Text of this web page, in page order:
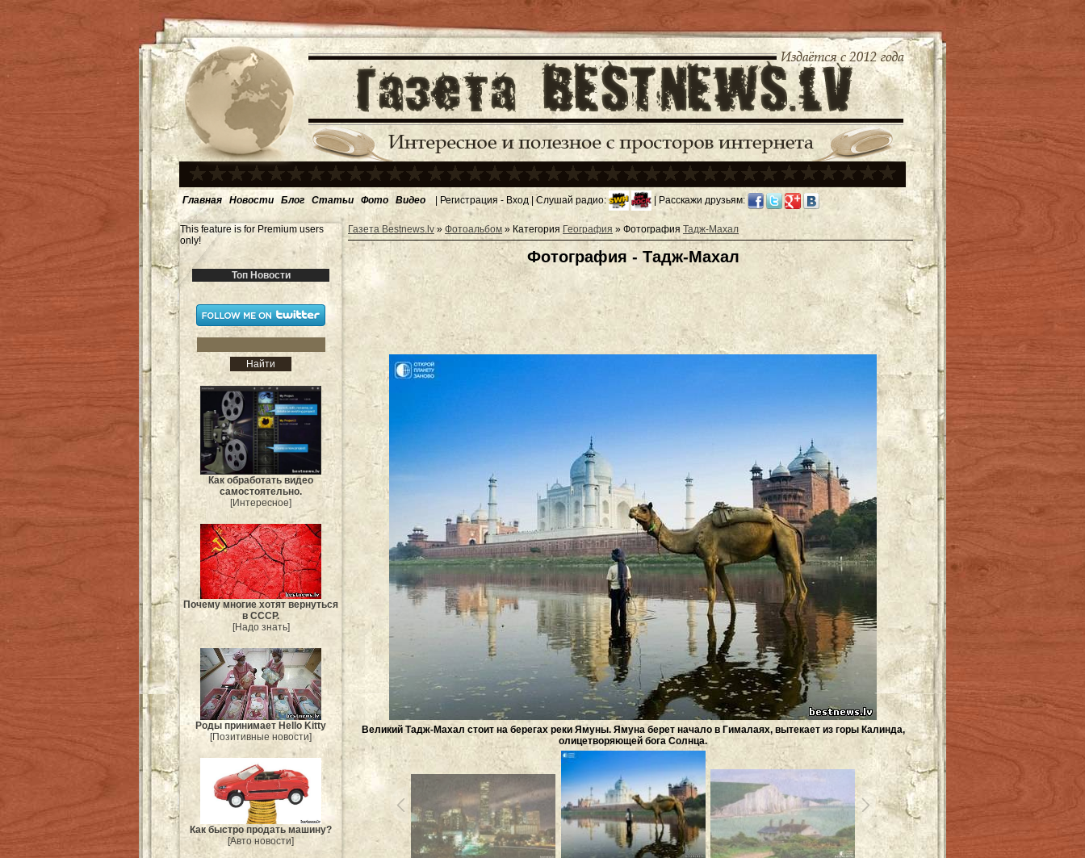
Главная Новости Блог Статьи Фото Видео | Регистрация - Вход | Слушай радио: | Расскажи друзьям:
This feature is for Premium users
only!
Топ Новости
Как обработать видео
самостоятельно.
[Интересное]
Почему многие хотят вернуться
в СССР.
[Надо знать]
Роды принимает Hello Kitty
[Позитивные новости]
Как быстро продать машину?
[Авто новости]
Газета Bestnews.lv» Фотоальбом » Категория География » Фотография Тадж-Махал
Фотография - Тадж-Махал
Великий Тадж-Махал стоит на берегах реки Ямуны. Ямуна берет начало в Гималаях, вытекает из горы Калинда,
олицетворяющей бога Солнца.